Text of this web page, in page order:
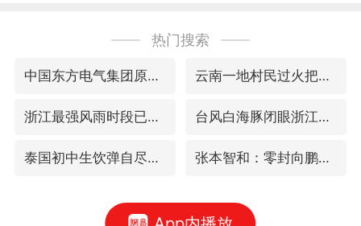
热门搜索
中国东方电气集团原党组副书记、董事宋致远被查 云南一地村民过火把节意外灼伤16人
浙江最强风雨时段已锁定 台风白海豚闭眼浙江上海处于危险半圆
泰国初中生饮弹自尽前开了26枪 张本智和：零封向鹏不意外